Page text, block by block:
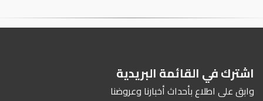
اشترك في القائمة البريدية
وابق على اطلاع بأحداث أخبارنا وعروضنا